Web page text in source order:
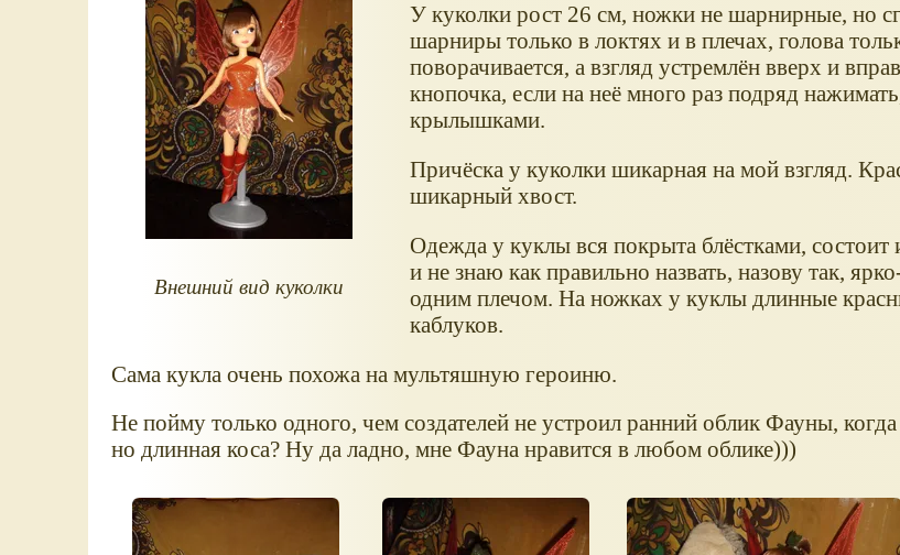
Внешний вид куколки
У куколки рост 26 см, ножки не шарнирные, но
шарниры только в локтях и в плечах, голова
поворачивается, а взгляд устремлён вверх и
кнопочка, если на неё много раз подряд
крылышками.
Причёска у куколки шикарная на мой взгляд.
шикарный хвост.
Одежда у куклы вся покрыта блёстками, состоит
и не знаю как правильно назвать, назову так,
одним плечом. На ножках у куклы длинные
каблуков.
Сама кукла очень похожа на мультяшную героиню.
Не пойму только одного, чем создателей не устроил ранний облик Фауны,
но длинная коса? Ну да ладно, мне Фауна нравится в любом облике)))